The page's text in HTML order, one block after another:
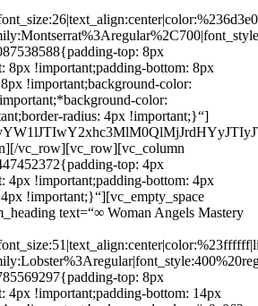
top: 8px
8px !important;padding-bottom: 8px
!important;background-color:
color:
radius: 4px !important;}“]
vc_row][vc_row][vc_column
top: 4px
4px !important;padding-bottom: 4px
!important;}“][vc_empty_space
text=“∞ Woman Angels Mastery
top: 8px
4px !important;padding-bottom: 14px